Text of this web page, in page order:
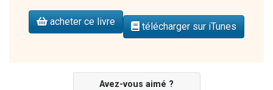
acheter ce livre télécharger sur iTunes
Avez-vous aimé ?